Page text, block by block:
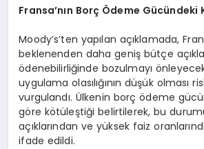
Fransa’nın Borç Ödeme Gücündeki
Moody’s’ten yapılan açıklamada,
beklenenden daha geniş bütçe
ödenebilirliğinde bozulmayı
uygulama olasılığının düşük olması
vurgulandı. Ülkenin borç ödeme
göre kötüleştiği belirtilerek, bu
açıklarından ve yüksek faiz
ifade edildi.